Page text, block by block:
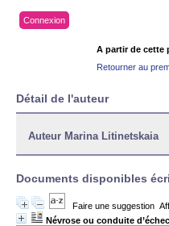
Connexion
A partir de cette
Retourner au
Détail de l'auteur
Auteur Marina Litinetskaia
Documents disponibles
Faire une suggestion
Névrose ou conduite d’échec